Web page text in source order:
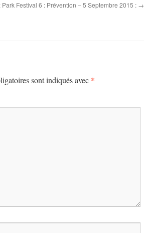
Park Festival 6 : Prévention – 5 Septembre 2015 : →
sont indiqués avec *